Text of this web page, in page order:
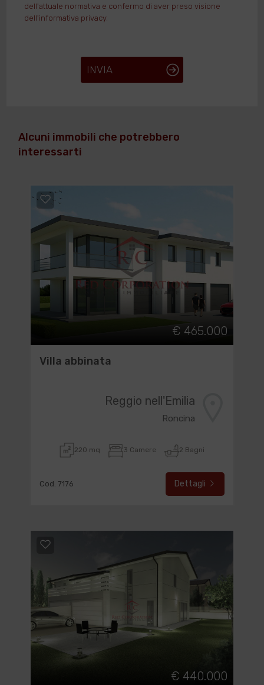
dell'attuale normativa e confermo di aver preso visione
dell'informativa privacy.
INVIA
Alcuni immobili che potrebbero
interessarti
€ 465.000
Villa abbinata
Reggio nell'Emilia
Roncina
220 mq 3 Camere 2 Bagni
Cod. 7176 Dettagli
€ 440.000